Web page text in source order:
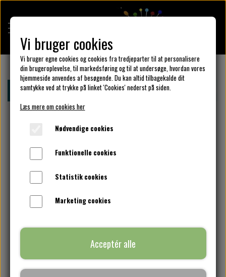
KULÖR DESIGN
DESIGN DIN KJOLE
UNIKA PAKKER
KLAR PARAT
SYKURSER
Forside Unika pakker design inspiration til din unika
Vi bruger cookies
Vi bruger egne cookies og cookies fra tredjeparter til at personalisere
din brugeroplevelse, til markedsføring og til at undersøge, hvordan vores
hjemmeside anvendes af besøgende. Du kan altid tilbagekalde dit
samtykke ved at trykke på linket 'Cookies' nederst på siden.
Læs mere om cookies her
Nødvendige cookies
Funktionelle cookies
Statistik cookies
Marketing cookies
Acceptér alle